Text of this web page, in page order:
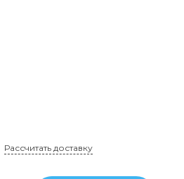
Рассчитать доставку